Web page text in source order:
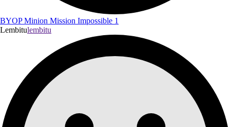
BYOP Minion Mission Impossible 1
Lembitulembitu